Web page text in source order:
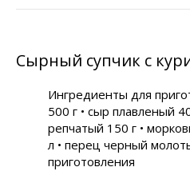
Сырный супчик с
Ингредиенты для
500 г • сыр плавленый
репчатый 150 г •
л • перец черный
приготовления